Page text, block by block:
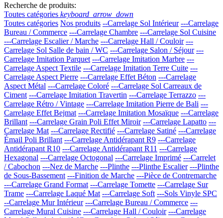
Recherche de produits:
Toutes catégories keyboard_arrow_down
Toutes catégories Nos produits --Carrelage Sol Intérieur ---Carrelage
Bureau / Commerce ---Carrelage Chambre ---Carrelage Sol Cuisine
---Carrelage Escalier / Marche ---Carrelage Hall / Couloir ---
Carrelage Sol Salle de bain / WC ---Carrelage Salon / Séjour ---
Carrelage Imitation Parquet ---Carrelage Imitation Marbre ---
Carrelage Aspect Textile ---Carrelage Imitation Terre Cuite ---
Carrelage Aspect Pierre ---Carrelage Effet Béton ---Carrelage
Aspect Métal ---Carrelage Coloré ---Carrelage Sol Carreaux de
Ciment ---Carrelage Imitation Travertin ---Carrelage Terrazzo ---
Carrelage Rétro / Vintage ---Carrelage Imitation Pierre de Bali ---
Carrelage Effet Bejmat ---Carrelage Imitation Mosaïque ---Carrelage
Brillant ---Carrelage Grain Poli Effet Miroir ---Carrelage Lapatto ---
Carrelage Mat ---Carrelage Rectifié ---Carrelage Satiné ---Carrelage
Émail Poli Brillant ---Carrelage Antidérapant R9 ---Carrelage
Antidérapant R10 ---Carrelage Antidérapant R11 ---Carrelage
Hexagonal ---Carrelage Octogonal ---Carrelage Imprimé ---Carrelet
/ Cabochon ---Nez de Marche ---Plinthe ---Plinthe Escalier ---Plinthe
de Sous-Bassement ---Finition de Marche ---Pièce de Contremarche
---Carrelage Grand Format ---Carrelage Tomette ---Carrelage Sur
Trame ---Carrelage Laqué Mat ---Carrelage Soft ---Sols Vinyle SPC
--Carrelage Mur Intérieur ---Carrelage Bureau / Commerce ---
Carrelage Mural Cuisine ---Carrelage Hall / Couloir ---Carrelage